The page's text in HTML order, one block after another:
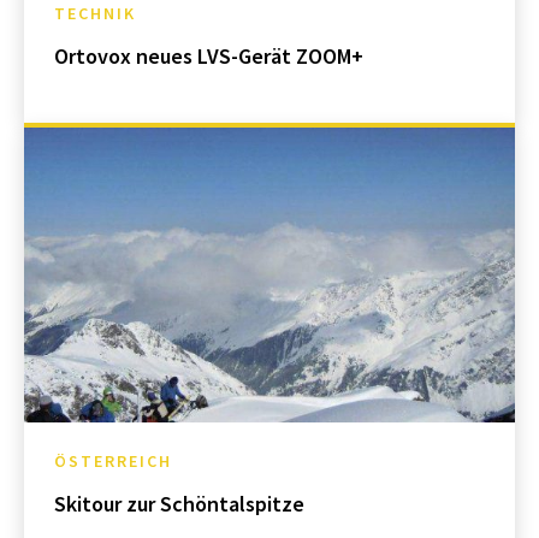
TECHNIK
Ortovox neues LVS-Gerät ZOOM+
ÖSTERREICH
Skitour zur Schöntalspitze